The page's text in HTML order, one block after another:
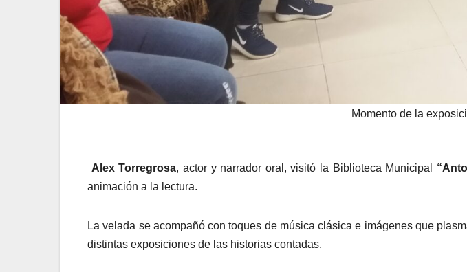
Momento de la
Alex Torregrosa, actor y narrador oral, visitó la Biblioteca Municipal
animación a la lectura.
La velada se acompañó con toques de música clásica e imágenes que
distintas exposiciones de las historias contadas.